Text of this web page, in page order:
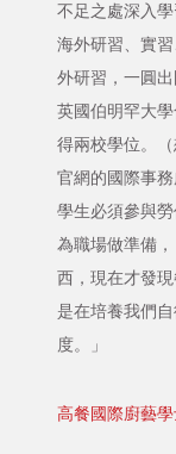
不足之處深入
海外研習、實
外研習，一圓
英國伯明罕大
得兩校學位。
官網的國際事
學生必須參與
為職場做準備
西，現在才發
是在培養我們
度。」
高餐國際廚藝